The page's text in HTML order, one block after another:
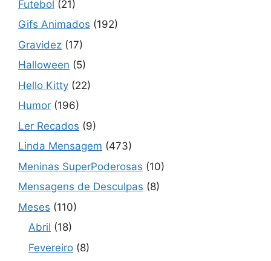
Futebol (21)
Gifs Animados (192)
Gravidez (17)
Halloween (5)
Hello Kitty (22)
Humor (196)
Ler Recados (9)
Linda Mensagem (473)
Meninas SuperPoderosas (10)
Mensagens de Desculpas (8)
Meses (110)
Abril (18)
Fevereiro (8)